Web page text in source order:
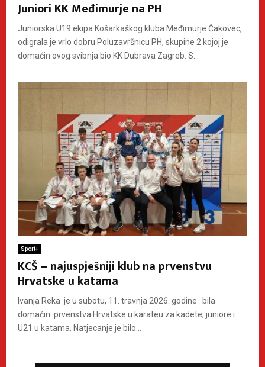
Juniori KK Međimurje na PH
Juniorska U19 ekipa Košarkaškog kluba Međimurje Čakovec,
odigrala je vrlo dobru Poluzavršnicu PH, skupine 2 kojoj je
domaćin ovog svibnja bio KK Dubrava Zagreb. S...
Sport+
KCŠ – najuspješniji klub na prvenstvu
Hrvatske u katama
Ivanja Reka je u subotu, 11. travnja 2026. godine bila
domaćin prvenstva Hrvatske u karateu za kadete, juniore i
U21 u katama. Natjecanje je bilo...